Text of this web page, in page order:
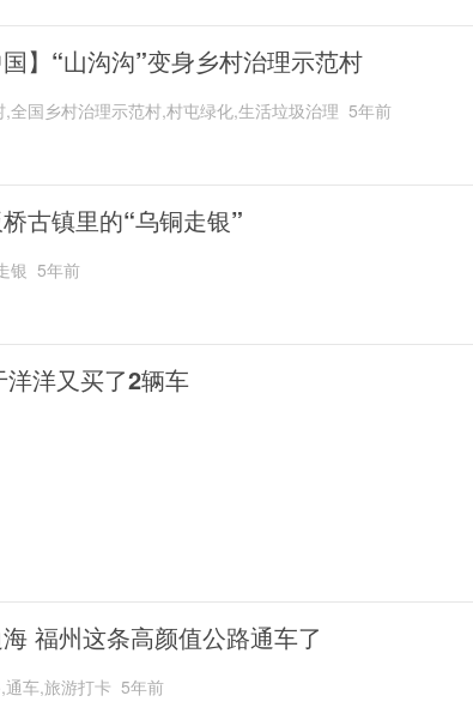
国】“山沟沟”变身乡村治理示范村
全国乡村治理示范村,村屯绿化,生活垃圾治理 5年前
古镇里的“乌铜走银”
银 5年前
洋又买了2辆车
福州这条高颜值公路通车了
车,旅游打卡 5年前